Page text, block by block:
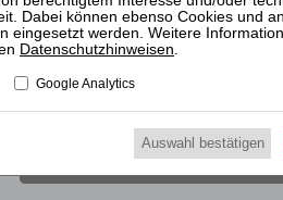
VERTRAG WIDERRUFEN
Datenschutzhinweisen.
Google Analytics
Auswahl bestätigen